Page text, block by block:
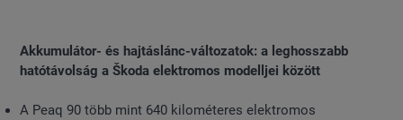
Akkumulátor- és hajtáslánc-változatok: a leghosszabb
hatótávolság a Škoda elektromos modelljei között
A Peaq 90 több mint 640 kilométeres elektromos